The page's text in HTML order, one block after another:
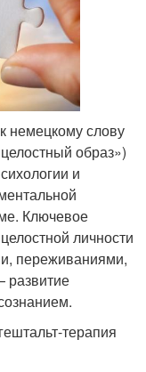
немецкому слову
образ»)
и
Ключевое
личности
переживаниями,
терапия